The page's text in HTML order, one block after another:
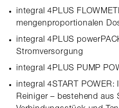
integral 4PLUS
mengenproportionalen
integral 4PLUS
Stromversorgung
integral 4PLUS PUMP
integral 4START
Reiniger – bestehend aus